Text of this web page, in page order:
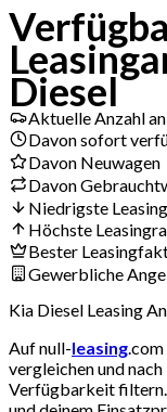
Diesel
Aktuelle Anzahl
Davon sofort
Davon Neuwagen
Davon
Niedrigste
Höchste
Bester
Gewerbliche
Kia Diesel Leasing
Auf null-leasing
vergleichen und
Verfügbarkeit filtern.